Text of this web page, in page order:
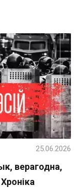
верагодна,
25.06.2026